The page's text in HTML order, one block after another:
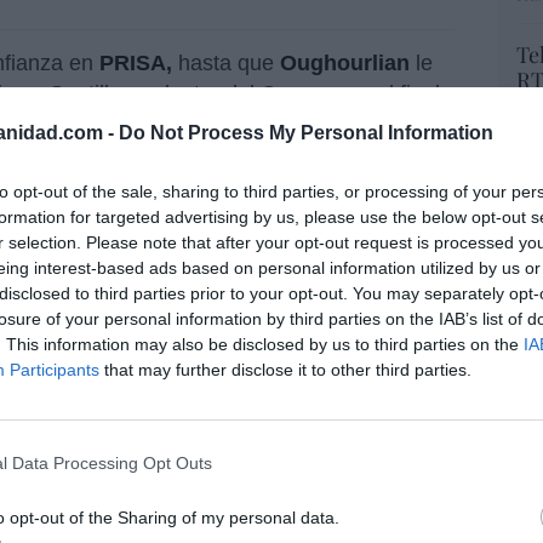
- Do Not Process My Personal Information
opt-out of the sale, sharing to third parties, or processing of your
for targeted advertising by us, please use the below opt-out
selection. Please note that after your opt-out request is processed
interest-based ads based on personal information utilized by us
to third parties prior to your opt-out. You may separately
of your personal information by third parties on the IAB’s list of
This information may also be disclosed by us to third parties on the
Participants that may further disclose it to other third parties.
Data Processing Opt Outs
opt-out of the Sharing of my personal data.
en PRISA, hasta que Oughourlian le
a Santillana, dentro del Grupo pero al final,
ABC... que continúa en crisis.
a dar muestras de cansancio.
este artículo?
newsletter y recibe cada dia
legales
tu